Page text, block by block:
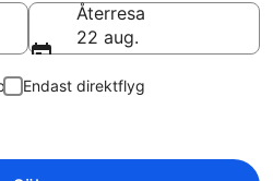
Återresa
22 aug.
Endast direktflyg